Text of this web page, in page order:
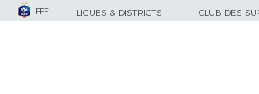
FFF LIGUES & DISTRICTS CLUB DES